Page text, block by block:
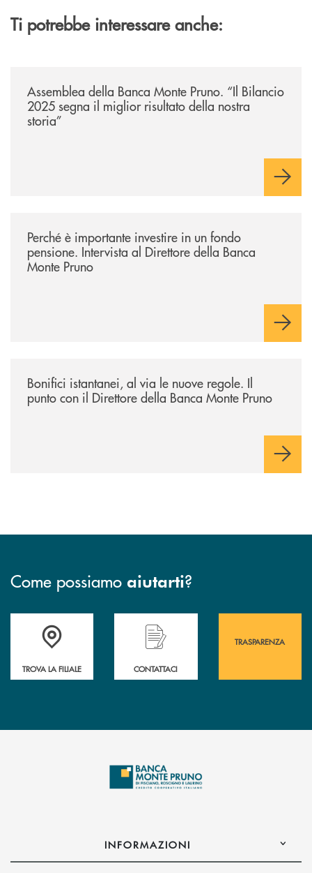
Ti potrebbe interessare anche:
Assemblea della Banca Monte Pruno. “Il Bilancio
2025 segna il miglior risultato della nostra
storia”
Perché è importante investire in un fondo
pensione. Intervista al Direttore della Banca
Monte Pruno
Bonifici istantanei, al via le nuove regole. Il
punto con il Direttore della Banca Monte Pruno
Come possiamo aiutarti?
Accedi all' elenco completo&nbsp; delle&nbsp; filiali&nbsp; di Banca
TROVA LA FILIALE
Hai bisogno di assistenza immediata?
CONTATTACI
TRASPARENZA
INFORMAZIONI